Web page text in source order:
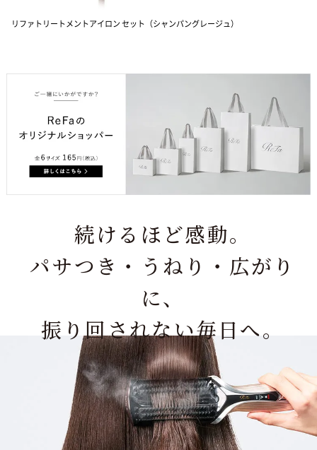
リファトリートメントアイロン セット（シャンパングレージュ）
続けるほど感動。
パサつき・うねり・広がり
に、
振り回されない毎日へ。